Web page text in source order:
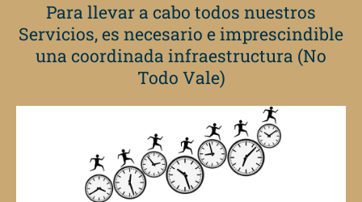
Para llevar a cabo todos nuestros
Servicios, es necesario e imprescindible
una coordinada infraestructura (No
Todo Vale)